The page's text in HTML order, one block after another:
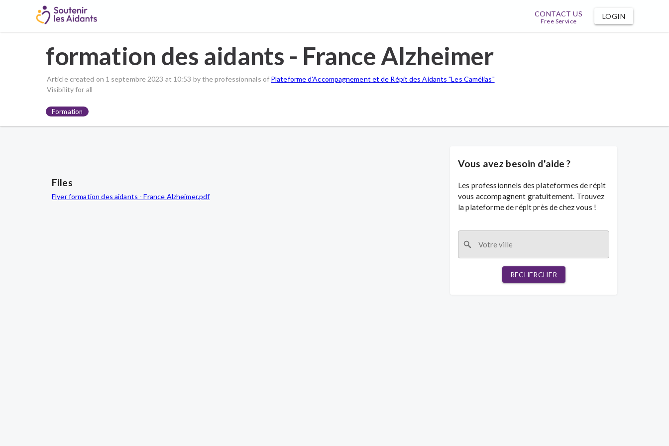
CONTACT US
Free Service
LOGIN
formation des aidants - France Alzheimer
Article created on 1 septembre 2023 at 10:53 by the professionnals of Plateforme d'Accompagnement et de Répit des Aidants "Les Camélias"
Visibilityfor all
Formation
Vous avez besoin d'aide ?
Les professionnels des plateformes de répit
vous accompagnent gratuitement. Trouvez
la plateforme de répit près de chez vous !
RECHERCHER
Files
Flyer formation des aidants - France Alzheimer.pdf